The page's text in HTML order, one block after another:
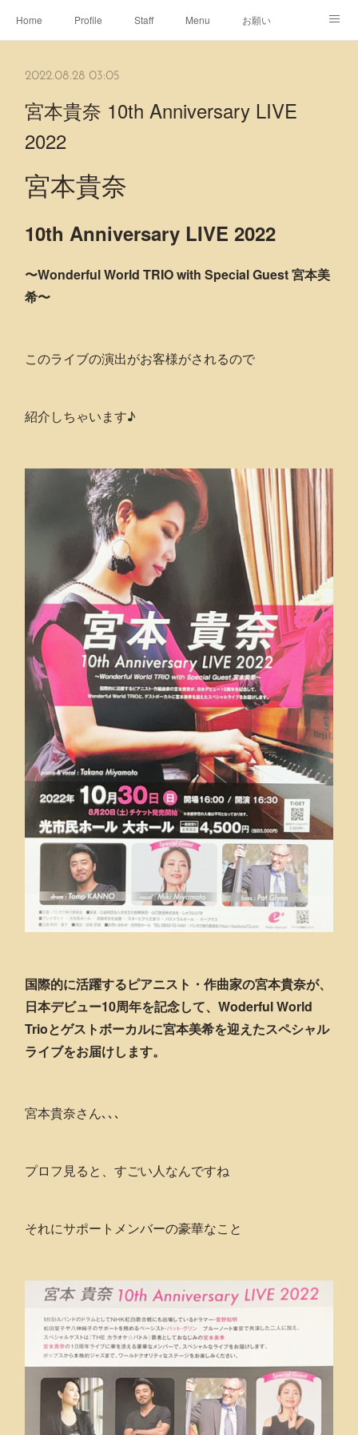
Home Profile Staff Menu お願い
2022.08.28 03:05
宮本貴奈 10th Anniversary LIVE
2022
宮本貴奈
10th Anniversary LIVE 2022
〜Wonderful World TRIO with Special Guest 宮本美
希〜
このライブの演出がお客様がされるので
紹介しちゃいます♪
国際的に活躍するピアニスト・作曲家の宮本貴奈が、
日本デビュー10周年を記念して、Woderful World
Trioとゲストボーカルに宮本美希を迎えたスペシャル
ライブをお届けします。
宮本貴奈さん､､､
プロフ見ると、すごい人なんですね
それにサポートメンバーの豪華なこと